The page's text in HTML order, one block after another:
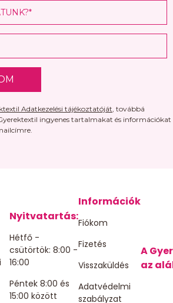
Adatkezelési tájékoztatóját, továbbá
ingyenes tartalmakat és információkat
Nyitvatartás:
Hétfő -
csütörtök: 8:00 -
16:00
Péntek 8:00 és
15:00 között
Információk
Fiókom
Fizetés
Visszaküldés
Adatvédelmi
szabályzat
A
az